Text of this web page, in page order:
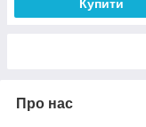
Купити
Про нас